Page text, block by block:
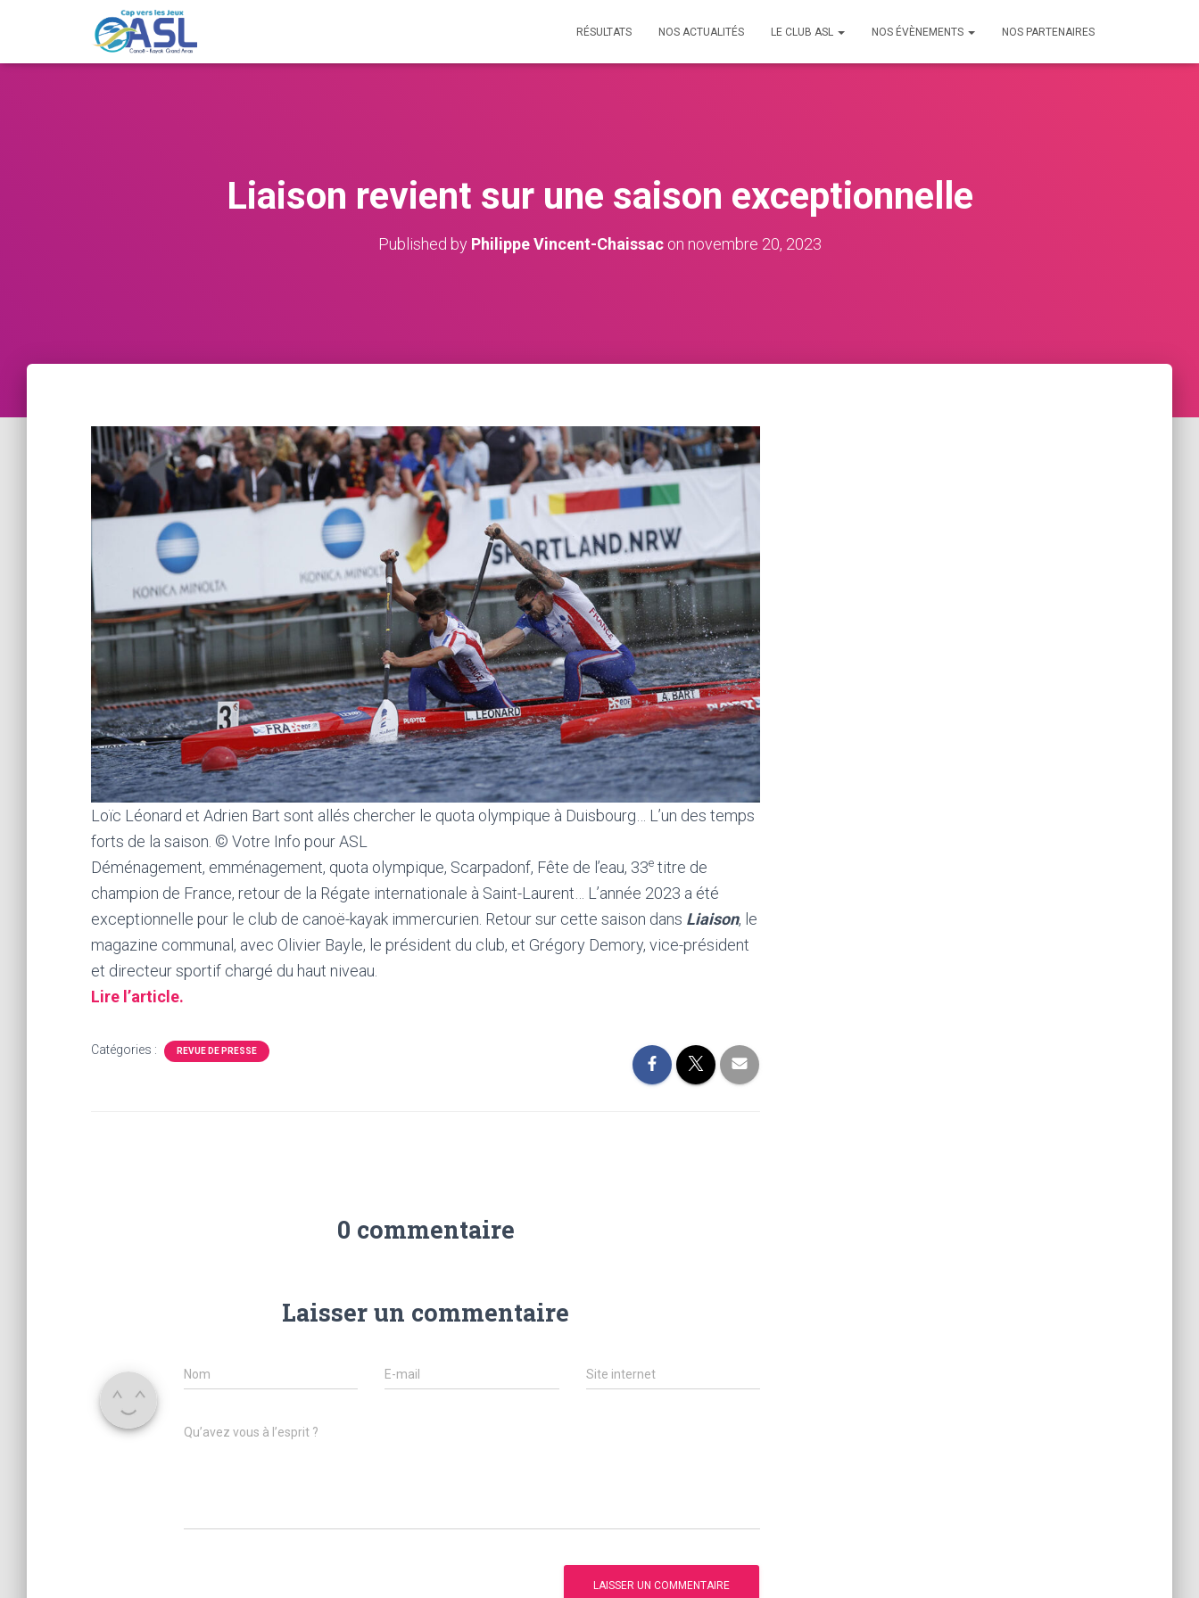
RÉSULTATS NOS ACTUALITÉS LE CLUB ASL NOS ÉVÈNEMENTS NOS PARTENAIRES
Liaison revient sur une saison exceptionnelle
Published by Philippe Vincent-Chaissacon novembre 20, 2023
Loïc Léonard et Adrien Bart sont allés chercher le quota olympique à Duisbourg… L’un des temps
forts de la saison. © Votre Info pour ASL
Déménagement, emménagement, quota olympique, Scarpadonf, Fête de l’eau, 33e titre de
champion de France, retour de la Régate internationale à Saint-Laurent… L’année 2023 a été
exceptionnelle pour le club de canoë-kayak immercurien. Retour sur cette saison dans Liaison, le
magazine communal, avec Olivier Bayle, le président du club, et Grégory Demory, vice-président
et directeur sportif chargé du haut niveau.
Lire l’article.
Catégories : REVUE DE PRESSE
0 commentaire
Laisser un commentaire
Nom E-mail Site internet
Qu’avez vous à l’esprit ?